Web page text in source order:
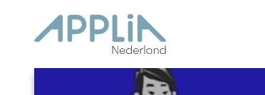
Ga naar de inhoud